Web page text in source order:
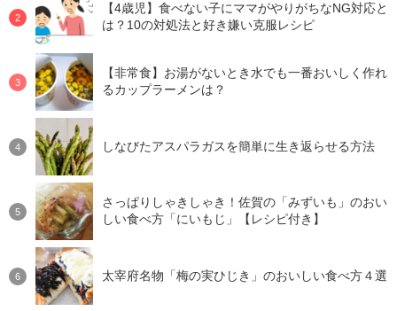
【4歳児】食べない子にママがやりがちなNG対応と
は？10の対処法と好き嫌い克服レシピ
【非常食】お湯がないとき水でも一番おいしく作れ
るカップラーメンは？
しなびたアスパラガスを簡単に生き返らせる方法
さっぱりしゃきしゃき！佐賀の「みずいも」のおい
しい食べ方「にいもじ」【レシピ付き】
太宰府名物「梅の実ひじき」のおいしい食べ方４選